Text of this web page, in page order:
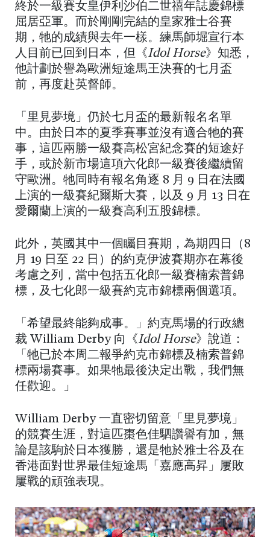
終於一級賽女皇伊利沙伯二世禧年誌慶錦標
屈居亞軍。而於剛剛完結的皇家雅士谷賽
期，牠的成績與去年一樣。練馬師堀宣行本
人目前已回到日本，但《Idol Horse》知悉，
他計劃於譽為歐洲短途馬王決賽的七月盃
前，再度赴英督師。
「里見夢境」仍於七月盃的最新報名名單
中。由於日本的夏季賽事並沒有適合牠的賽
事，這匹兩勝一級賽高松宮紀念賽的短途好
手，或於新市場這項六化郎一級賽後繼續留
守歐洲。牠同時有報名角逐 8 月 9 日在法國
上演的一級賽紀爾斯大賽，以及 9 月 13 日在
愛爾蘭上演的一級賽高利五股錦標。
此外，英國其中一個矚目賽期，為期四日（8
月 19 日至 22 日）的約克伊波賽期亦在幕後
考慮之列，當中包括五化郎一級賽楠索普錦
標，及七化郎一級賽約克市錦標兩個選項。
「希望最終能夠成事。」約克馬場的行政總
裁 William Derby 向《Idol Horse》說道：
「牠已於本周二報爭約克市錦標及楠索普錦
標兩場賽事。如果牠最後決定出戰，我們無
任歡迎。」
William Derby 一直密切留意「里見夢境」
的競賽生涯，對這匹棗色佳駟讚譽有加，無
論是該駒於日本獲勝，還是牠於雅士谷及在
香港面對世界最佳短途馬「嘉應高昇」屢敗
屢戰的頑強表現。